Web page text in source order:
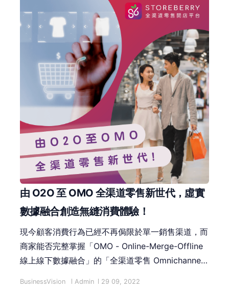
由 O2O 至 OMO 全渠道零售新世代，虛實
數據融合創造無縫消費體驗！
現今顧客消費行為已經不再侷限於單一銷售渠道，而
商家能否完整掌握「OMO - Online-Merge-Offline
線上線下數據融合」的「全渠道零售 Omnichannel
BusinessVision Admin 29 09, 2022